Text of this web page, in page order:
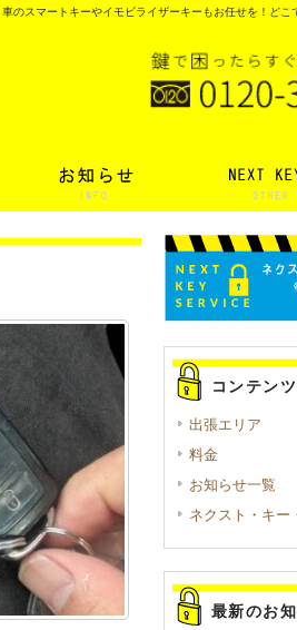
のスマートキーやイモビライザーキーもお任せを！どこ
コンテンツ
出張エリア
料金
お知らせ一覧
ネクスト・キー
最新のお